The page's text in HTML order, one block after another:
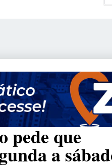
pede que
a